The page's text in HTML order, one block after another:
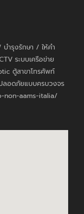
ำรุงรักษา / ให้คำ
ระบบเครือข่าย
ตู้สาขาโทรศัพท์
ปลอดภัยแบบครบวงจร
non-aams-italia/